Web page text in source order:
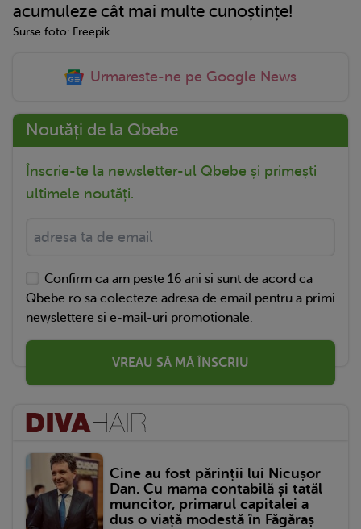
acumuleze cât mai multe cunoștințe!
Surse foto: Freepik
Urmareste-ne pe Google News
Noutăți de la Qbebe
Înscrie-te la newsletter-ul Qbebe și primești
ultimele noutăți.
Confirm ca am peste 16 ani si sunt de acord ca
Qbebe.ro sa colecteze adresa de email pentru a primi
newslettere si e-mail-uri promotionale.
VREAU SĂ MĂ ÎNSCRIU
Cine au fost părinții lui Nicușor
Dan. Cu mama contabilă și tatăl
muncitor, primarul capitalei a
dus o viață modestă în Făgăraș